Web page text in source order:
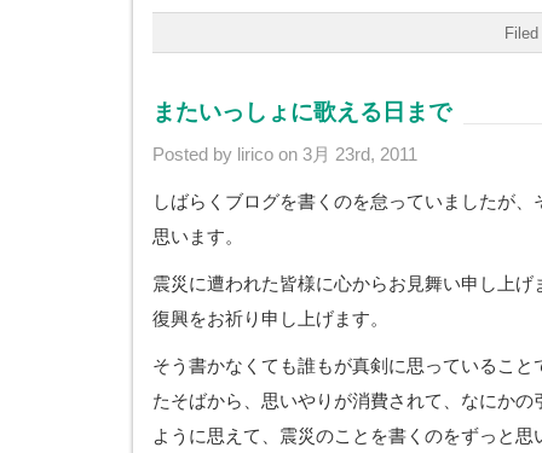
またいっしょに歌える日まで
Posted by lirico on 3月 23rd, 2011
しばらくブログを書くのを怠っていましたが
思います。
震災に遭われた皆様に心からお見舞い申し上
復興をお祈り申し上げます。
そう書かなくても誰もが真剣に思っているこ
たそばから、思いやりが消費されて、なにか
ように思えて、震災のことを書くのをずっと思